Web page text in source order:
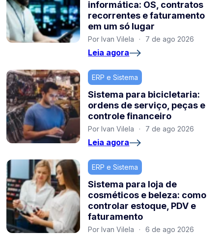
informática: OS, contratos
recorrentes e faturamento
em um só lugar
Por Ivan Vilela · 7 de ago 2026
Leia agora
ERP e Sistema
Sistema para bicicletaria:
ordens de serviço, peças e
controle financeiro
Por Ivan Vilela · 7 de ago 2026
Leia agora
ERP e Sistema
Sistema para loja de
cosméticos e beleza: como
controlar estoque, PDV e
faturamento
Por Ivan Vilela · 6 de ago 2026